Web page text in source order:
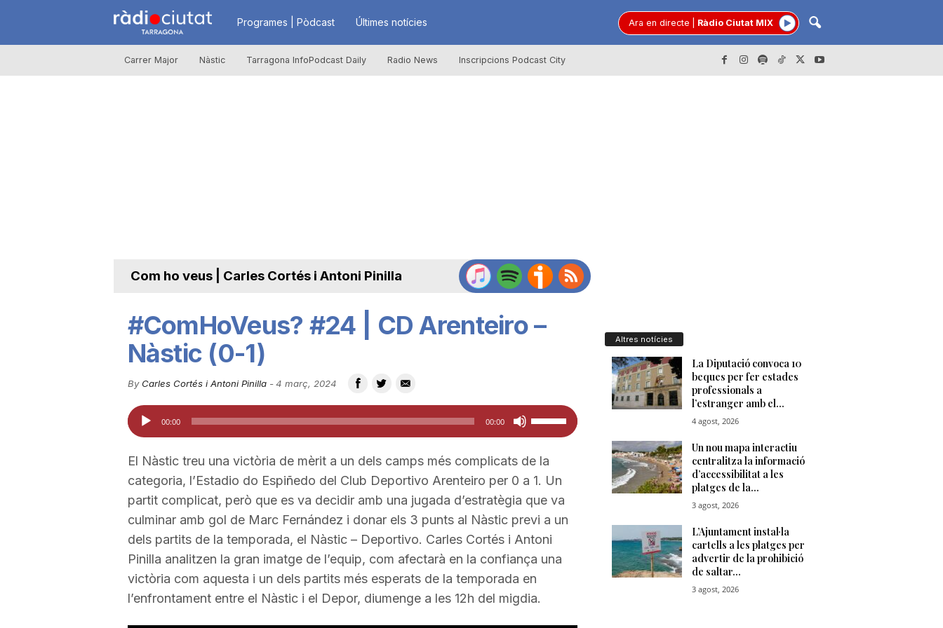
R
à
u
t
a
d
e
T
Programes | Pòdcast Últimes notícies Ara en directe Ràdio Ciutat MIX
Carrer Major Nàstic Tarragona InfoPodcast Daily Radio News Inscripcions Podcast City
Com ho veus | Carles Cortés i Antoni Pinilla
#ComHoVeus? #24 | CD Arenteiro –
Nàstic (0-1)
By Carles Cortés i Antoni Pinilla- 4 març, 2024
Reproductor
d'àudio
00:00 00:00
Feu
servir
les
tecles
de
fletxa
cap
amunt/cap
avall
per
El Nàstic treu una victòria de mèrit a un dels camps més complicats de la
categoria, l’Estadio do Espiñedo del Club Deportivo Arenteiro per 0 a 1. Un
partit complicat, però que es va decidir amb una jugada d’estratègia que va
culminar amb gol de Marc Fernández i donar els 3 punts al Nàstic previ a un
dels partits de la temporada, el Nàstic – Deportivo. Carles Cortés i Antoni
Pinilla analitzen la gran imatge de l’equip, com afectarà en la confiança una
victòria com aquesta i un dels partits més esperats de la temporada en
l’enfrontament entre el Nàstic i el Depor, diumenge a les 12h del migdia.
Altres notícies